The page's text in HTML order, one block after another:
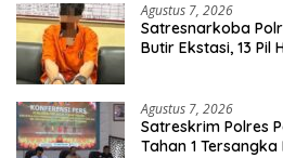
Agustus 7, 2026
Satresnarkoba
Butir Ekstasi, 13 Pil
Agustus 7, 2026
Satreskrim Polres
Tahan 1